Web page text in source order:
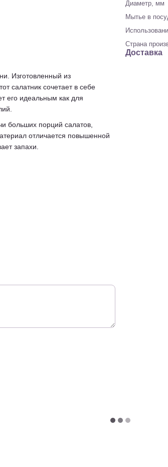
Изготовленный из
салатник сочетает в себе
его идеальным как для
больших порций салатов,
отличается повышенной
запахи.
Диаметр, мм
Мытье в
Страна
Доставка